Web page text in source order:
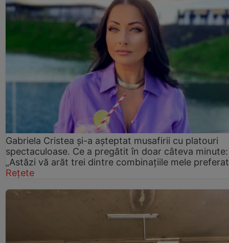
Gabriela Cristea și-a așteptat musafirii cu platouri
spectaculoase. Ce a pregătit în doar câteva minute:
„Astăzi vă arăt trei dintre combinațiile mele
Rețete